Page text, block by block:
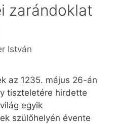
zarándoklat
István
az 1235. május 26-án
tiszteletére hirdette
egyik
szülőhelyén évente